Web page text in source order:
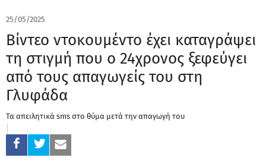
25/05/2025
Βίντεο ντοκουμέντο έχει καταγράψει
τη στιγμή που ο 24χρονος ξεφεύγει
από τους απαγωγείς του στη
Γλυφάδα
Τα απειλητικά sms στο θύμα μετά την απαγωγή του